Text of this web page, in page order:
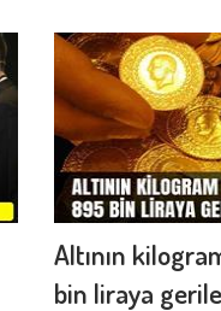
Altının
bin liraya